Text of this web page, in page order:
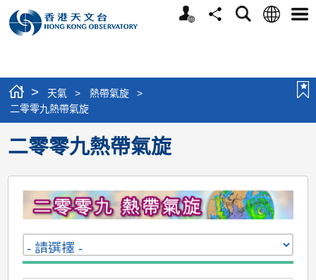
個
分
搜
語
選
> 天氣 > 熱帶氣旋
>
二零零九熱帶氣旋
二零零九熱帶氣旋